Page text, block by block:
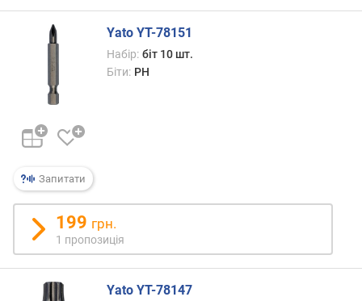
ш
е
и
х
з
а
в
д
Запитати
Yato YT-78151
Набір: біт 10 шт.
Біти: PH
199 грн.
1 пропозиція
Yato YT-78147